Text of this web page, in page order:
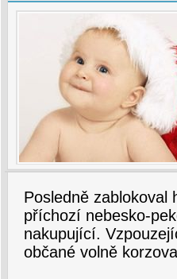
Posledně zablokoval
příchozí nebesko-
nakupující.
občané volně